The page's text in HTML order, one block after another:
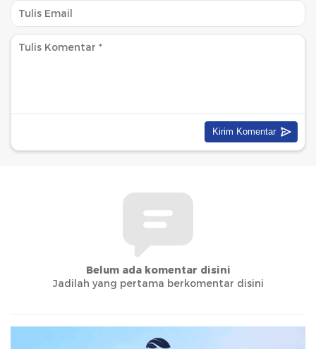
Belum ada komentar disini
Jadilah yang pertama berkomentar disini